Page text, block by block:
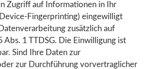
Zugriff auf Informationen in Ihr
Fingerprinting) eingewilligt
zusätzlich auf
Abs. 1 TTDSG. Die Einwilligung ist
Sind Ihre Daten zur
zur Durchführung vorvertraglicher